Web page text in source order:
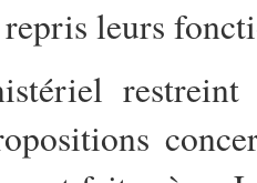
leurs